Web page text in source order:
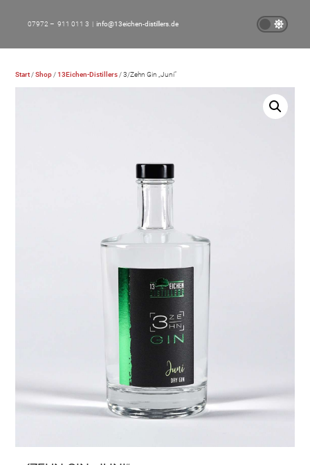
07972 – 911 011 3 | info@13eichen-distillers.de
Start /Shop /13Eichen-Distillers / 3/Zehn Gin „Juni“